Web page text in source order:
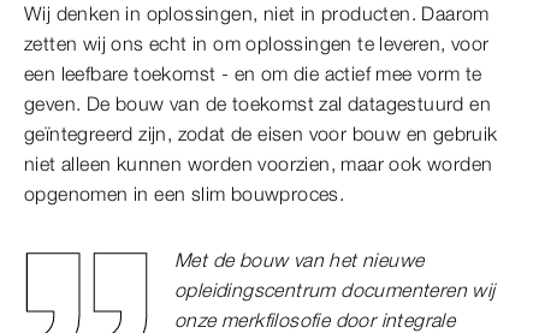
Wij denken in oplossingen, niet in producten. Daarom
zetten wij ons echt in om oplossingen te leveren, voor
een leefbare toekomst - en om die actief mee vorm te
geven. De bouw van de toekomst zal datagestuurd en
geïntegreerd zijn, zodat de eisen voor bouw en gebruik
niet alleen kunnen worden voorzien, maar ook worden
opgenomen in een slim bouwproces.
Met de bouw van het nieuwe
opleidingscentrum documenteren wij
onze merkfilosofie door integrale